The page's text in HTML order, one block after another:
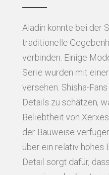
Aladin konnte bei der
traditionelle
verbinden. Einige
Serie wurden mit
versehen. Shisha-
Details zu schätzen,
Beliebtheit von
der Bauweise
über ein relativ hohes
Detail sorgt dafür,